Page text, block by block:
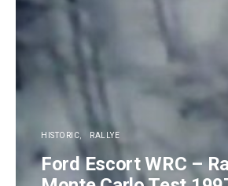
HISTORIC RALLYE
Ford Escort WRC –